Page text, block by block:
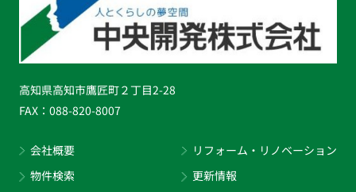
高知県高知市鷹匠町２丁目2-28
FAX： 088-820-8007
会社概要
物件検索
リフォーム・リノベーション
更新情報